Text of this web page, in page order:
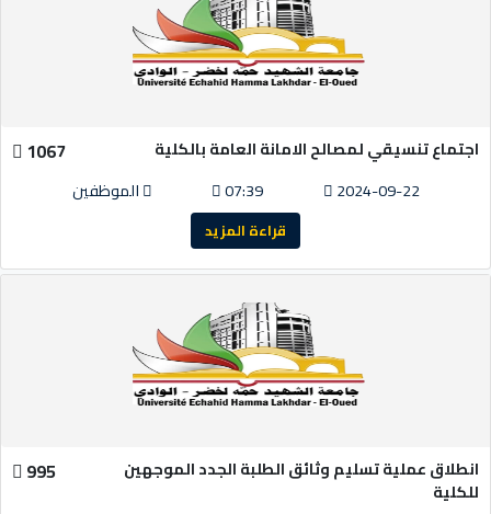
اجتماع تنسيقي لمصالح الامانة العامة بالكلية 1067
2024-09-22
07:39 الموظفين
قراءة المزيد
انطلاق عملية تسليم وثائق الطلبة الجدد الموجهين
للكلية
995